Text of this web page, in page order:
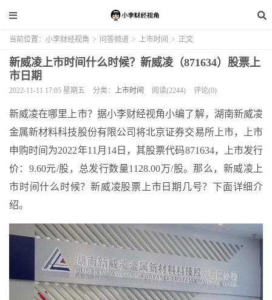
当前位置： 小李财经视角 > 问答频道 > 上市时间 > 正文
新威凌上市时间什么时候？新威凌（871634）股票上
市日期
2022-11-11 17:05 星期五 分类： 上市时间 阅读(2244) 评论(0)
新威凌在哪里上市？据小李财经视角小编了解，湖南新威凌
金属新材料科技股份有限公司将北京证券交易所上市，上市
申购时间为2022年11月14日，其股票代码871634，上市发行
价：9.60元/股，总发行数量1128.00万/股。那么，新威凌上
市时间什么时候？新威凌股票上市日期几号？下面详细介
绍。